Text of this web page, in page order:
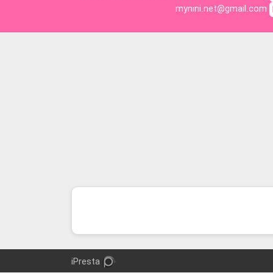
iPresta